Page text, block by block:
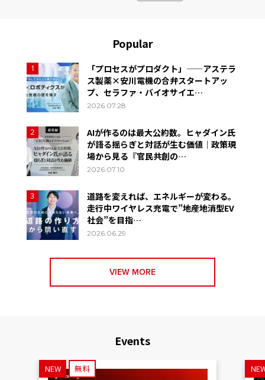
Popular
1
「プロセスがプロダクト」——アステラ
ス製薬×安川電機の合弁スタートアッ
プ、セラファ・バイオサイエ…
2026.07.28
2
AIが作るのは最大公約数。ヒャダイン氏
が語る揺らぎと対話が生む価値｜政策現
場から見る『官民共創の…
2026.07.10
3
道路を変えれば、エネルギーが変わる。
走行中ワイヤレス充電で”地産地消型EV
社会”を目指…
2026.06.29
VIEW MORE
Events
NEW 無料